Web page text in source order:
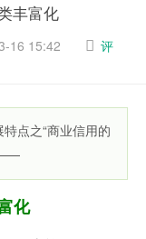
丰富化
16 15:42
评
点之“商业信用的
——
化